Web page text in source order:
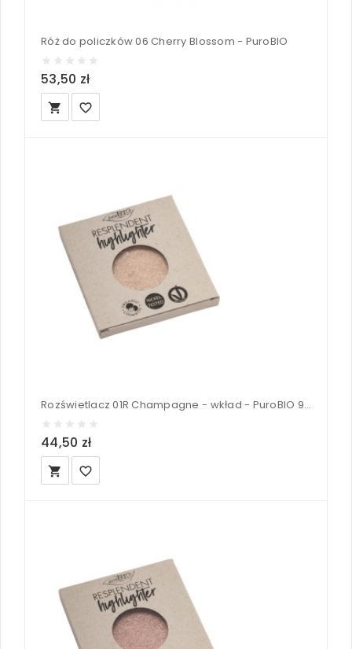
Róż do policzków 06 Cherry Blossom - PuroBIO
53,50 zł
local_grocery_store favorite_border
Rozświetlacz 01R Champagne - wkład - PuroBIO 9 g
44,50 zł
local_grocery_store favorite_border